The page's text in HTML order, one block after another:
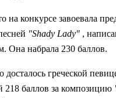
на конкурсе завоевала
"Shady Lady" ,
Она набрала 230 баллов.
досталось греческой
218 баллов за композицию